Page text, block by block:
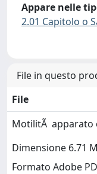
Appare nelle
2.01 Capitolo o
File in questo
File
MotilitÃ apparato
Dimensione 6.71
Formato Adobe